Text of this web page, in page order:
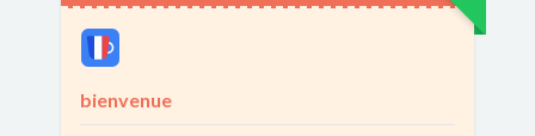
bienvenue